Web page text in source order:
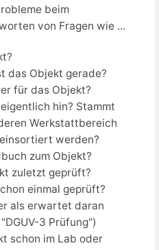
beim
von Fragen wie ...
das Objekt gerade?
für das Objekt?
hin? Stammt
Werkstattbereich
werden?
zum Objekt?
zuletzt geprüft?
einmal geprüft?
als erwartet daran
3 Prüfung")
schon im Lab oder